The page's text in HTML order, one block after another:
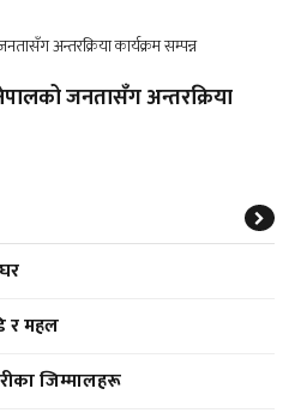
नेपालको जनतासँग अन्तरक्रिया
र महल
जिम्मालहरू